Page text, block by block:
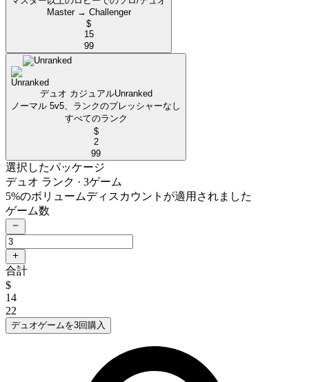
Master → Challenger
$
15
99
デュオ カジュアルUnranked
ノーマル 5v5、ランクのプレッシャーなし
すべてのランク
$
2
99
選択したパッケージ
デュオ ランク · 3ゲーム
5%のボリュームディスカウントが適用されました
ゲーム数
合計
$
14
22
デュオゲームを3回購入